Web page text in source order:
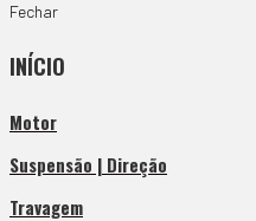
Fechar
INÍCIO
Motor
Suspensão | Direção
Travagem